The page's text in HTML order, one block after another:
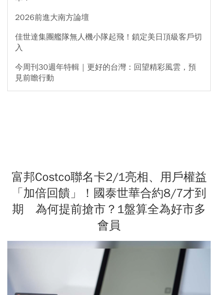
2026前進大南方論壇
佳世達集團艦隊無人機小隊起飛！鎖定美日頂級客戶切
入
今周刊30週年特輯｜更好的台灣：回望精彩風雲，預
見前瞻行動
富邦Costco聯名卡2/1亮相、用戶權益
「加倍回饋」！國泰世華合約8/7才到
期 為何提前搶市？1盤算全為好市多
會員